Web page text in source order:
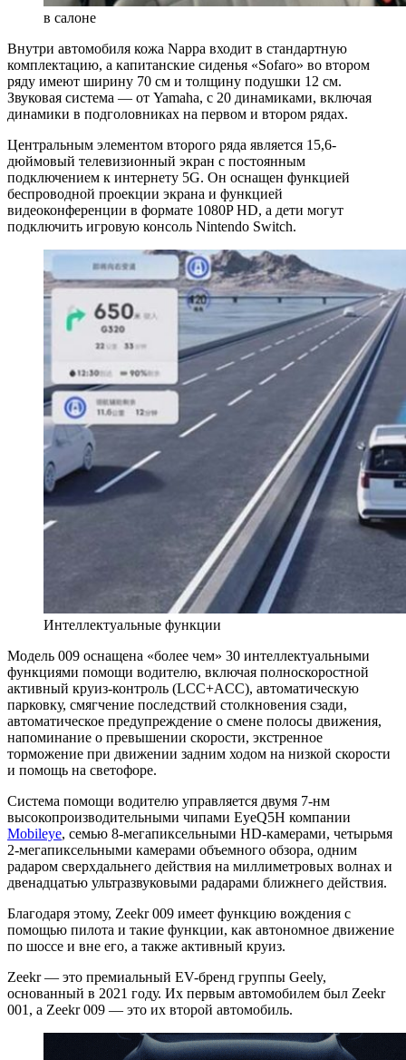
в салоне
Внутри автомобиля кожа Nappa входит в стандартную
комплектацию, а капитанские сиденья «Sofaro» во втором
ряду имеют ширину 70 см и толщину подушки 12 см.
Звуковая система — от Yamaha, с 20 динамиками, включая
динамики в подголовниках на первом и втором рядах.
Центральным элементом второго ряда является 15,6-
дюймовый телевизионный экран с постоянным
подключением к интернету 5G. Он оснащен функцией
беспроводной проекции экрана и функцией
видеоконференции в формате 1080P HD, а дети могут
подключить игровую консоль Nintendo Switch.
Интеллектуальные функции
Модель 009 оснащена «более чем» 30 интеллектуальными
функциями помощи водителю, включая полноскоростной
активный круиз-контроль (LCC+ACC), автоматическую
парковку, смягчение последствий столкновения сзади,
автоматическое предупреждение о смене полосы движения,
напоминание о превышении скорости, экстренное
торможение при движении задним ходом на низкой скорости
и помощь на светофоре.
Система помощи водителю управляется двумя 7-нм
высокопроизводительными чипами EyeQ5H компании
Mobileye, семью 8-мегапиксельными HD-камерами, четырьмя
2-мегапиксельными камерами объемного обзора, одним
радаром сверхдальнего действия на миллиметровых волнах и
двенадцатью ультразвуковыми радарами ближнего действия.
Благодаря этому, Zeekr 009 имеет функцию вождения с
помощью пилота и такие функции, как автономное движение
по шоссе и вне его, а также активный круиз.
Zeekr — это премиальный EV-бренд группы Geely,
основанный в 2021 году. Их первым автомобилем был Zeekr
001, а Zeekr 009 — это их второй автомобиль.